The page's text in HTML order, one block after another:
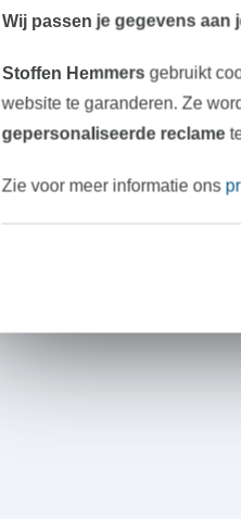
Wij passen je gegevens aan
Stoffen Hemmers gebruikt
website te garanderen. Ze
gepersonaliseerde reclame
Zie voor meer informatie ons